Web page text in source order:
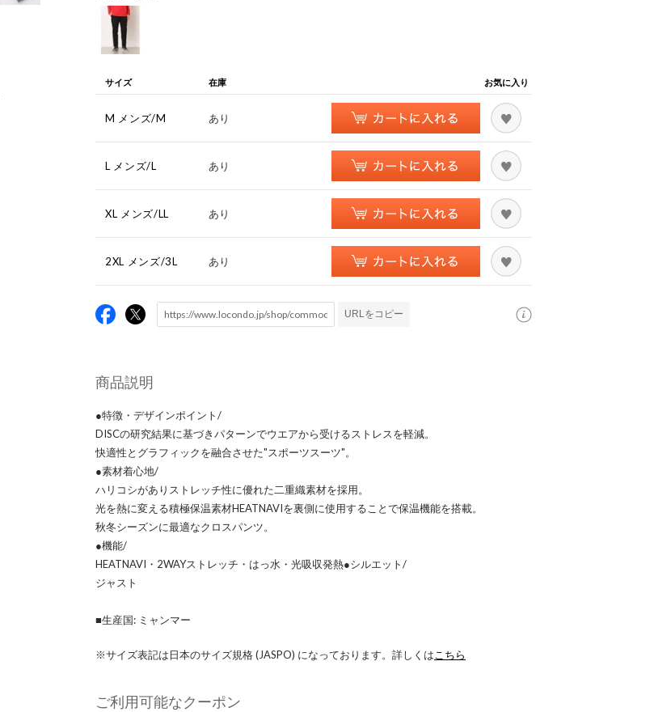
サイズ 在庫 お気に入り
M メンズ/M あり
L メンズ/L あり
XL メンズ/LL あり
2XL メンズ/3L あり
URLをコピー
商品説明
●特徴・デザインポイント/
DISCの研究結果に基づきパターンでウエアから受けるストレスを軽減。
快適性とグラフィックを融合させた"スポーツスーツ"。
●素材着心地/
ハリコシがありストレッチ性に優れた二重織素材を採用。
光を熱に変える積極保温素材HEATNAVIを裏側に使用することで保温機能を搭載。
秋冬シーズンに最適なクロスパンツ。
●機能/
HEATNAVI・2WAYストレッチ・はっ水・光吸収発熱●シルエット/
ジャスト
■生産国: ミャンマー
※サイズ表記は日本のサイズ規格 (JASPO) になっております。詳しくは こちら
ご利用可能なクーポン